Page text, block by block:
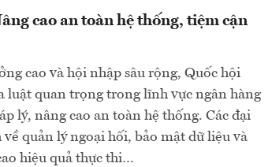
cao an toàn hệ thống, tiệm cận
cao và hội nhập sâu rộng, Quốc hội
luật quan trọng trong lĩnh vực ngân hàng
lý, nâng cao an toàn hệ thống. Các đại
quản lý ngoại hối, bảo mật dữ liệu và
hiệu quả thực thi…